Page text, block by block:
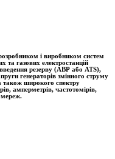
і виробником систем
та газових електростанцій
резерву (АВР або ATS),
генераторів змінного струму
також широкого спектру
амперметрів, частотомірів,